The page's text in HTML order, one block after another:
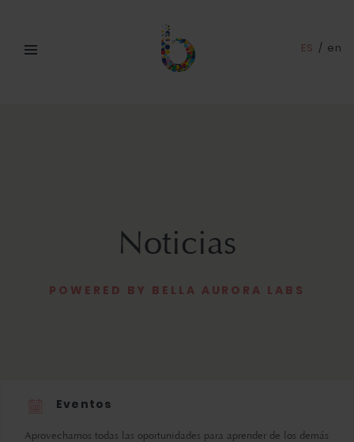
ES / en
Noticias
POWERED BY BELLA AURORA LABS
Eventos
Aprovechamos todas las oportunidades para aprender de los demás